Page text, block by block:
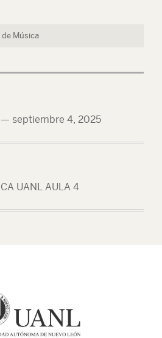
de Música
— septiembre 4, 2025
UANL AULA 4